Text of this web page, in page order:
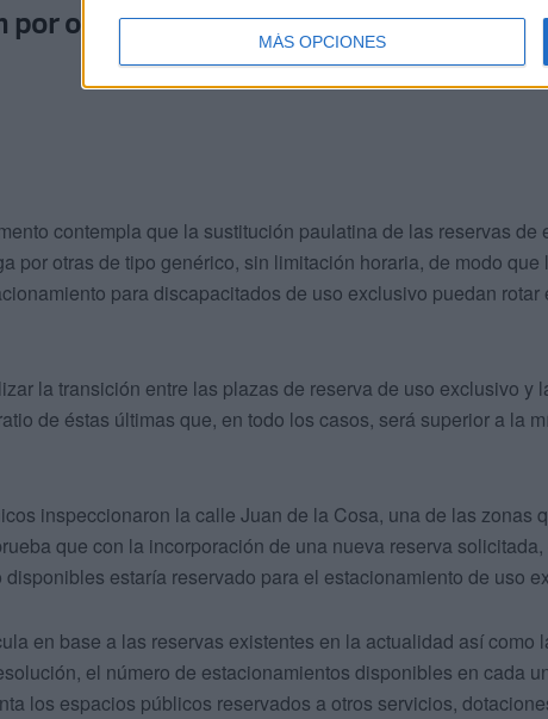
MÁS OPCIONES
por otras de tipo genérico
contempla que la sustitución paulatina de las reservas de
por otras de tipo genérico, sin limitación horaria, de modo que
para discapacitados de uso exclusivo puedan rotar
la transición entre las plazas de reserva de uso exclusivo y
de éstas últimas que, en todo los casos, será superior a la
inspeccionaron la calle Juan de la Cosa, una de las zonas
que con la incorporación de una nueva reserva
disponibles estaría reservado para el estacionamiento de uso
en base a las reservas existentes en la actualidad así como
el número de estacionamientos disponibles en cada
los espacios públicos reservados a otros servicios,